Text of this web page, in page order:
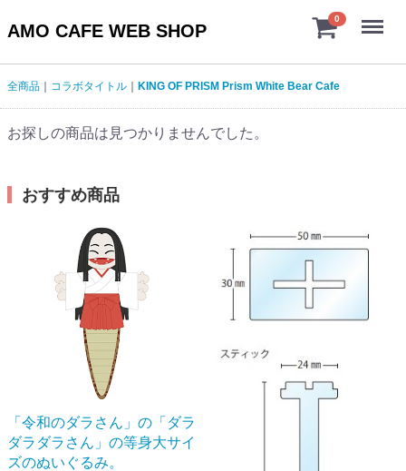
AMO CAFE WEB SHOP
0 Menu
全商品 コラボタイトル KING OF PRISM Prism White Bear Cafe
お探しの商品は見つかりませんでした。
おすすめ商品
「令和のダラさん」の「ダラ
ダラダラさん」の等身大サイ
ズのぬいぐるみ。